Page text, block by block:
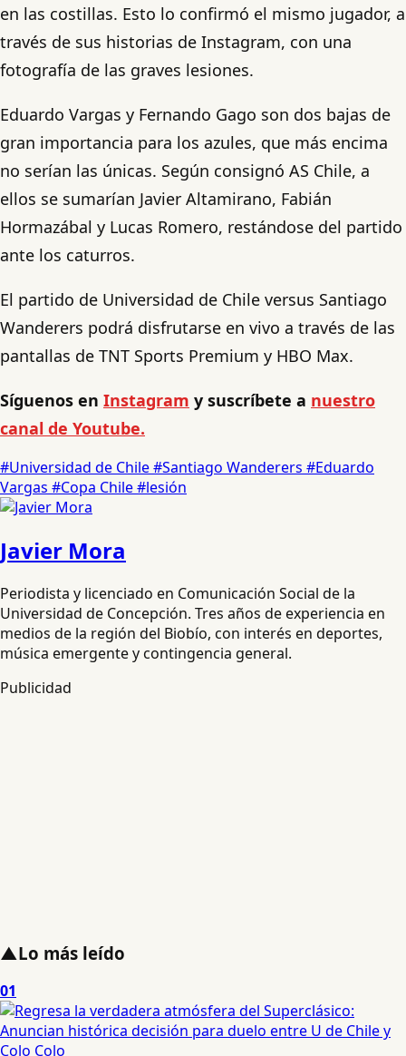
en las costillas. Esto lo confirmó el mismo jugador, a
través de sus historias de Instagram, con una
fotografía de las graves lesiones.
Eduardo Vargas y Fernando Gago son dos bajas de
gran importancia para los azules, que más encima
no serían las únicas. Según consignó AS Chile, a
ellos se sumarían Javier Altamirano, Fabián
Hormazábal y Lucas Romero, restándose del partido
ante los caturros.
El partido de Universidad de Chile versus Santiago
Wanderers podrá disfrutarse en vivo a través de las
pantallas de TNT Sports Premium y HBO Max.
Síguenos en Instagram y suscríbete a nuestro
canal de Youtube.
#Universidad de Chile#Santiago Wanderers #Eduardo
Vargas #Copa Chile#lesión
Javier Mora
Periodista y licenciado en Comunicación Social de la
Universidad de Concepción. Tres años de experiencia en
medios de la región del Biobío, con interés en deportes,
música emergente y contingencia general.
Publicidad
▲Lo más leído
01